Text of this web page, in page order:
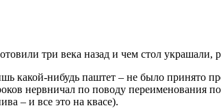
три века назад и чем стол украшали,
какой-нибудь паштет – не было принято
нервничал по поводу переименования
– и все это на квасе).